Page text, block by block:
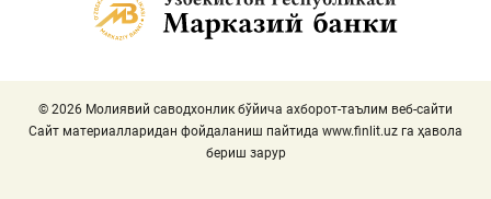
© 2026 Молиявий саводхонлик бўйича ахборот-таълим веб-сайти
Сайт материалларидан фойдаланиш пайтида www.finlit.uz га ҳавола
бериш зарур